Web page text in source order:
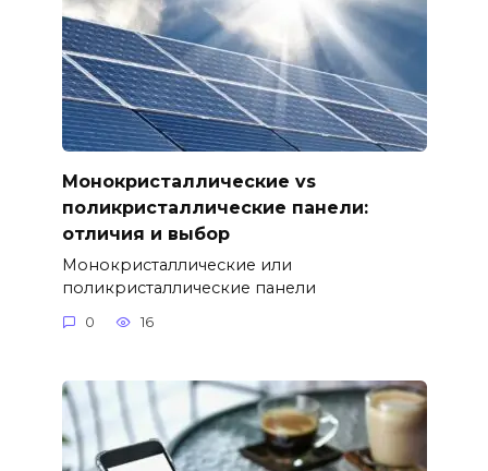
Монокристаллические vs
поликристаллические панели:
отличия и выбор
Монокристаллические или
поликристаллические панели
0 16